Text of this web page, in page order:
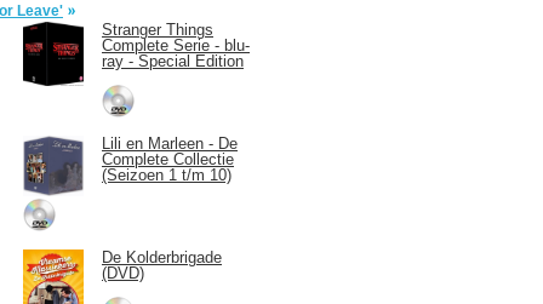
or Leave'
Stranger Things
Complete Serie - blu-
ray - Special Edition
Lili en Marleen - De
Complete Collectie
(Seizoen 1 t/m 10)
De Kolderbrigade
(DVD)